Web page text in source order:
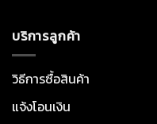
บริการลูกค้า
วิธีการซื้อสินค้า
แจ้งโอนเงิน